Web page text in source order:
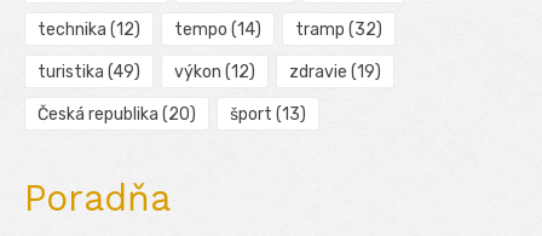
technika (12) tempo (14) tramp (32)
turistika (49) výkon (12) zdravie (19)
Česká republika (20) šport (13)
Poradňa